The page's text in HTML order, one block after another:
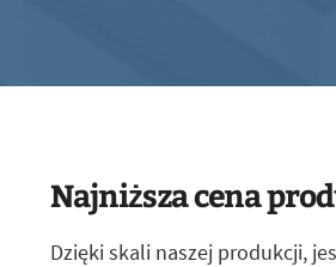
Najniższa cena
Dzięki skali naszej produkcji,